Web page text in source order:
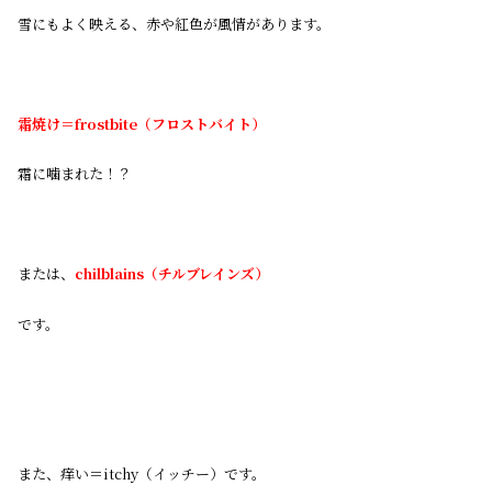
雪にもよく映える、赤や紅色が風情があります。
霜焼け＝frostbite（フロストバイト）
霜に噛まれた！？
または、 chilblains（チルブレインズ）
です。
また、痒い＝itchy（イッチー）です。